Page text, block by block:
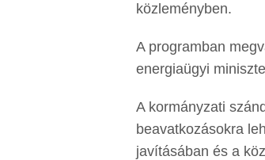
közleményben.
A programban
energiaügyi
A kormányzati
beavatkozásokra
javításában és a